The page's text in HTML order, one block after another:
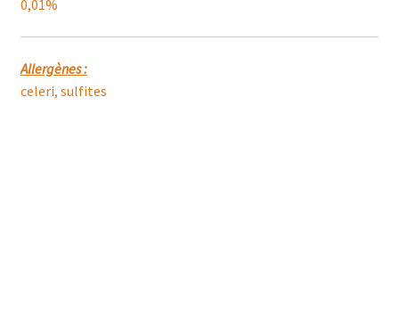
0,01%
Allergènes :
celeri, sulfites